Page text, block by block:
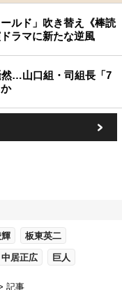
ルド」吹き替え《棒読
ラマに新たな逆風
…山口組・司組長「7
板東英二
中居正広 巨人
記事